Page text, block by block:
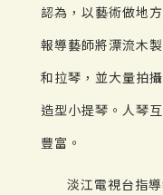
認為，以藝術做地
報導藝師將漂流木
和拉琴，並大量拍
造型小提琴。人琴
豐富。
淡江電視台指